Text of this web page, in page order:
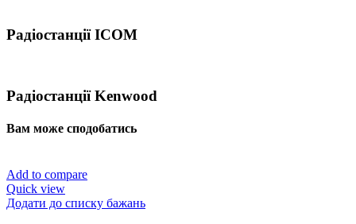
Радіостанції ICOM
Радіостанції Kenwood
Вам може сподобатись
Add to compare
Quick view
Додати до списку бажань